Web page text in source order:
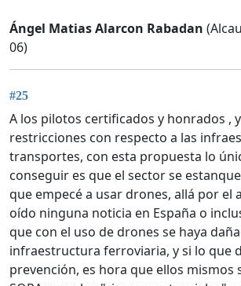
Ángel Matias Alarcon Rabadan
06)
#25
A los pilotos certificados y honrados ,
restricciones con respecto a las
transportes, con esta propuesta lo
conseguir es que el sector se
que empecé a usar drones, allá por el
oído ninguna noticia en España o
que con el uso de drones se haya
infraestructura ferroviaria, y si lo que
prevención, es hora que ellos mismos